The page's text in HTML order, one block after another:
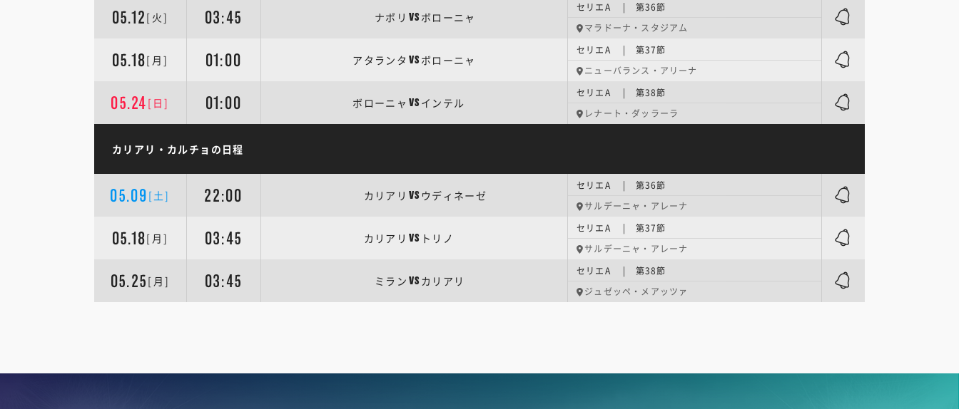
05.12 [火] 03:45 ナポリ VS ボローニャ
セリエA | 第36節
マラドーナ・スタジアム
05.18[月] 01:00 アタランタ VS ボローニャ
セリエA | 第37節
ニューバランス・アリーナ
05.24 [日] 01:00 ボローニャ VS インテル
セリエA | 第38節
レナート・ダッラーラ
カリアリ・カルチョの日程
05.09 [土] 22:00 カリアリ VS ウディネーゼ
セリエA | 第36節
サルデーニャ・アレーナ
05.18[月] 03:45 カリアリ VS トリノ
セリエA | 第37節
サルデーニャ・アレーナ
05.25 [月] 03:45 ミラン VS カリアリ
セリエA | 第38節
ジュゼッペ・メアッツァ